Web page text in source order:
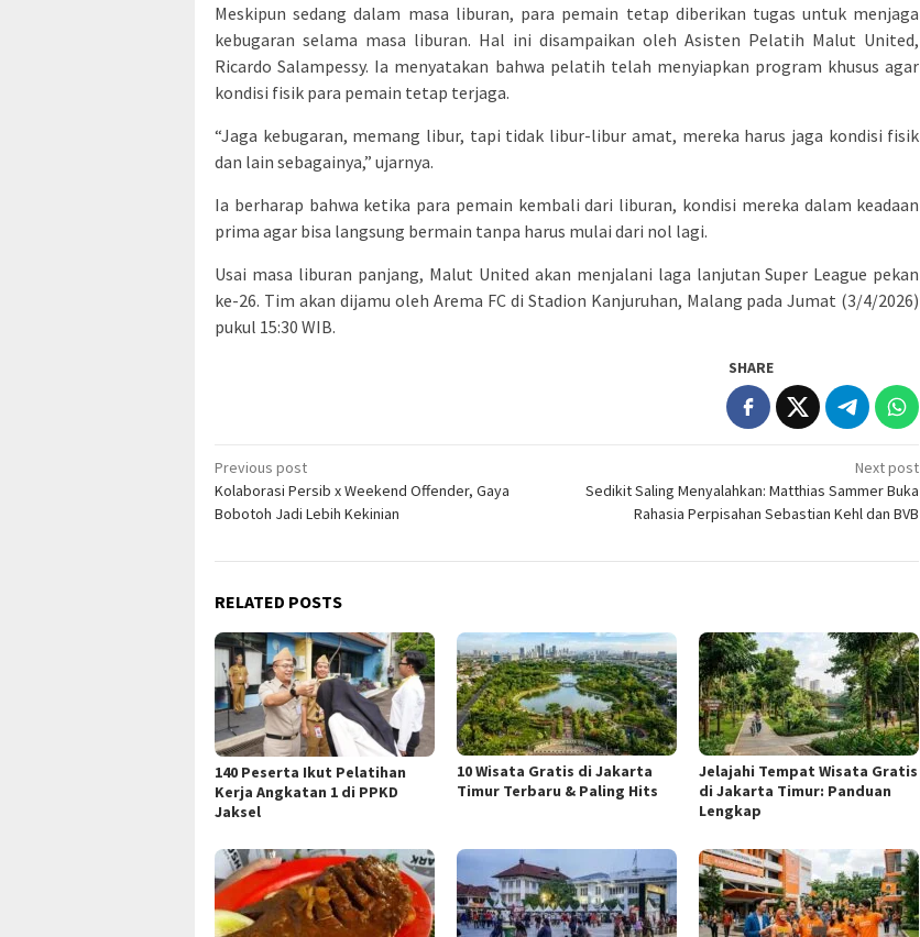
Meskipun sedang dalam masa liburan, para pemain tetap diberikan tugas untuk menjaga
kebugaran selama masa liburan. Hal ini disampaikan oleh Asisten Pelatih Malut United,
Ricardo Salampessy. Ia menyatakan bahwa pelatih telah menyiapkan program khusus agar
kondisi fisik para pemain tetap terjaga.
“Jaga kebugaran, memang libur, tapi tidak libur-libur amat, mereka harus jaga kondisi fisik
dan lain sebagainya,” ujarnya.
Ia berharap bahwa ketika para pemain kembali dari liburan, kondisi mereka dalam keadaan
prima agar bisa langsung bermain tanpa harus mulai dari nol lagi.
Usai masa liburan panjang, Malut United akan menjalani laga lanjutan Super League pekan
ke-26. Tim akan dijamu oleh Arema FC di Stadion Kanjuruhan, Malang pada Jumat (3/4/2026)
pukul 15:30 WIB.
SHARE
Post
navigation
Previous post
Kolaborasi Persib x Weekend Offender, Gaya
Bobotoh Jadi Lebih Kekinian
Next post
Sedikit Saling Menyalahkan: Matthias Sammer Buka
Rahasia Perpisahan Sebastian Kehl dan BVB
RELATED POSTS
140 Peserta Ikut Pelatihan
Kerja Angkatan 1 di PPKD
Jaksel
10 Wisata Gratis di Jakarta
Timur Terbaru & Paling Hits
Jelajahi Tempat Wisata Gratis
di Jakarta Timur: Panduan
Lengkap